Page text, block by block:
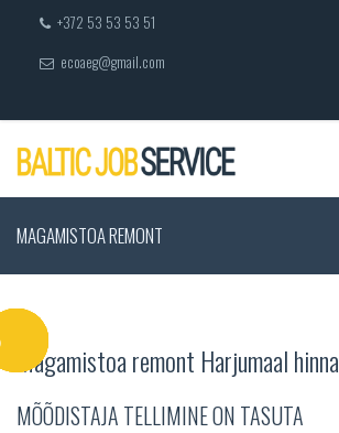
+372 53 53 53 51
ecoaeg@gmail.com
MAGAMISTOA REMONT
Magamistoa remont Harjumaal
MÕÕDISTAJA TELLIMINE ON TASUTA